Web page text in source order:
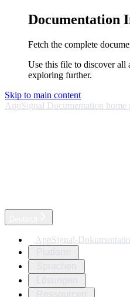
Documentation
Fetch the complete
Use this file to discover all
exploring further.
Skip to main content
AppSignal Documentation home
AppSignal-